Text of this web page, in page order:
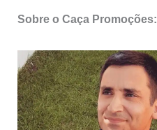
Sobre o Caça Promoções: